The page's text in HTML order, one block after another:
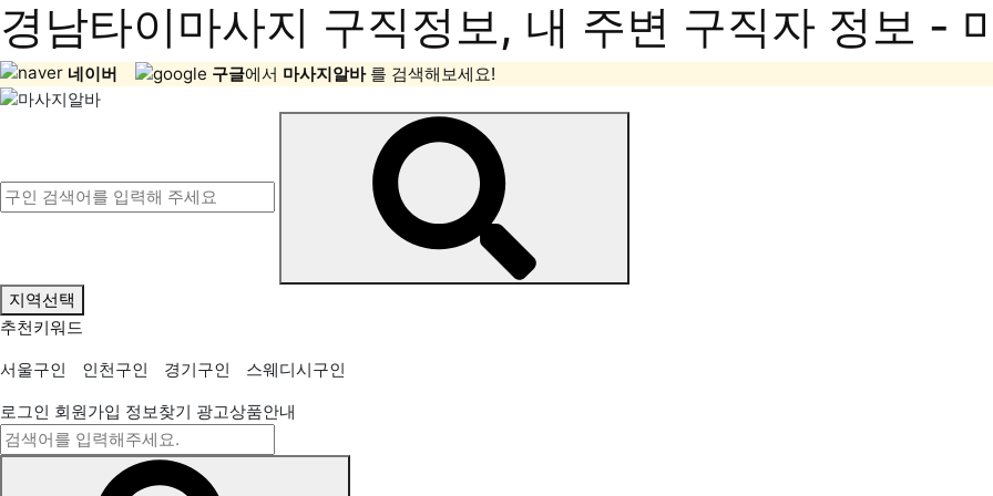
경남타이마사지 구직정보, 내 주변 구직자 정보 -
네이버 구글에서 마사지알바 를 검색해보세요!
지역선택
추천키워드
서울구인
인천구인 경기구인
스웨디시구인
로그인 회원가입 정보찾기 광고상품안내